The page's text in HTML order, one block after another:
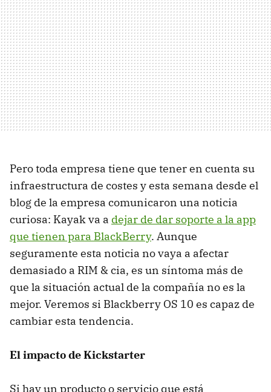
Pero toda empresa tiene que tener en cuenta su
infraestructura de costes y esta semana desde el
blog de la empresa comunicaron una noticia
curiosa: Kayak va a dejar de dar soporte a la app
que tienen para BlackBerry. Aunque
seguramente esta noticia no vaya a afectar
demasiado a RIM & cia, es un síntoma más de
que la situación actual de la compañía no es la
mejor. Veremos si Blackberry OS 10 es capaz de
cambiar esta tendencia.
El impacto de Kickstarter
Si hay un producto o servicio que está